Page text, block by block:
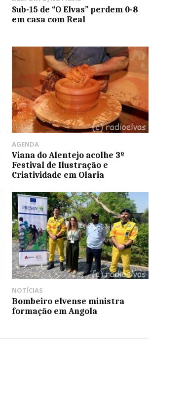
Sub-15 de “O Elvas” perdem 0-8
em casa com Real
AGENDA
Viana do Alentejo acolhe 3º
Festival de Ilustração e
Criatividade em Olaria
NOTÍCIAS
Bombeiro elvense ministra
formação em Angola